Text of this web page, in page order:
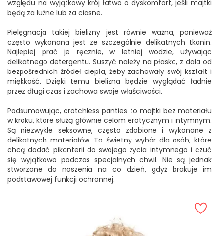
względu na wyjątkowy krój łatwo o dyskomfort, jeśli majtki
będą za luźne lub za ciasne.
Pielęgnacja takiej bielizny jest równie ważna, ponieważ
często wykonana jest ze szczególnie delikatnych tkanin.
Najlepiej prać je ręcznie, w letniej wodzie, używając
delikatnego detergentu. Suszyć należy na płasko, z dala od
bezpośrednich źródeł ciepła, żeby zachowały swój kształt i
miękkość. Dzięki temu bielizna będzie wyglądać ładnie
przez długi czas i zachowa swoje właściwości.
Podsumowując, crotchless panties to majtki bez materiału
w kroku, które służą głównie celom erotycznym i intymnym.
Są niezwykle seksowne, często zdobione i wykonane z
delikatnych materiałów. To świetny wybór dla osób, które
chcą dodać pikanterii do swojego życia intymnego i czuć
się wyjątkowo podczas specjalnych chwil. Nie są jednak
stworzone do noszenia na co dzień, gdyż brakuje im
podstawowej funkcji ochronnej.